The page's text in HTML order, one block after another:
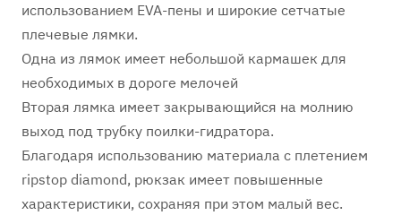
использованием EVA-пены и широкие сетчатые
плечевые лямки.
Одна из лямок имеет небольшой кармашек для
необходимых в дороге мелочей
Вторая лямка имеет закрывающийся на молнию
выход под трубку поилки-гидратора.
Благодаря использованию материала с плетением
ripstop diamond, рюкзак имеет повышенные
характеристики, сохраняя при этом малый вес.